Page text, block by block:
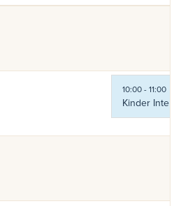
10:00 - 11:00
Kinder